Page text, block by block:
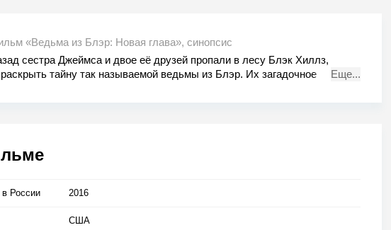
«Ведьма из Блэр: Новая глава», синопсис
сестра Джеймса и двое её друзей пропали в лесу Блэк Хиллз,
тайну так называемой ведьмы из Блэр. Их загадочное
Еще...
Росcии 2016
США